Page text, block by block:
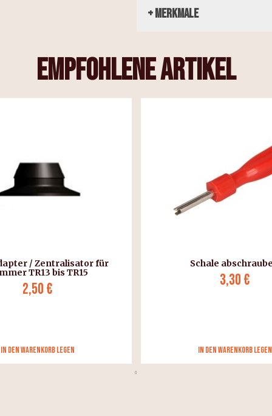
+ Merkmale
empfohlene Artikel
/ Zentralisator für
TR13 bis TR15
2,50 €
in den Warenkorb legen
Schale
3,30 €
in den Warenkorb legen